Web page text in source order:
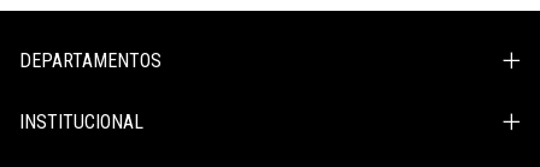
DEPARTAMENTOS
INSTITUCIONAL